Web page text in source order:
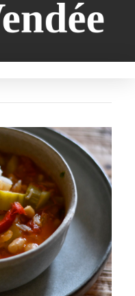
saisonnière
cuisine-locale
cuisine-maison européenne
cuisine-maison-france